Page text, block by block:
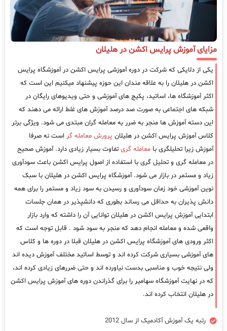
مزایای آموزش پرایس اکشن در هلیلان
یکی از دلایکی که شرکت در دوره آموزشی پرایس اکشن در آموزشگاه پرایس
اکشن در هلیلان را به علاقه مندان این حوزه پیشنهاد میکنیم این است که
اکثر آموزشگاه ها، اساتید، پکیج های آموزشی و حتی ویدیوهای رایگان در
شبکه های اجتماعی به صورت صد درصد آموزش های غلط ارائه می دهند که
این دسته آموزش ها منجر به ضرر به معامله گران مبتدی می شود. ویژگی برتر
کلاس آموزش پرایس اکشن در هلیلان پرورش معامله گر است نه صرفا
آموزش زیرا تحلیلگری با معامله گری تفاوت بسیار زیادی دارد. آموزش صحیح
در معامله گری و تحلیل گری با استفاده از اصول پرایس اکشن باعث سودآوری
زیاد و مستمر در بازار می شود. آموزشگاه پرایس اکشن در هلیلان با سبک
نوین آموزشی خود زمان سودآوری و رسیدن به سود زیاد و مستمر را برای همه
دانش پذیران به حداقل می رساند بطوری که دانشپذیر در همان جلسات
ابتدایی آموزش پرایس اکشن در هلیلان توانایی آن را داشته که وارد بازار
واقعی شده و معامله انجام دهد که منجر به سود شود . قابل توجه است که
اکثر ورودی های آموزشگاه پرایس اکشن در هلیلان قبلا در دوره ها و کلاس
های آموزشی بسیاری شرکت کرده اند و توسط اساتید مختلف آموزش دیده اند
ولی نتیجه خوب و مناسبی بدست نیاورده اند و حتی ضررهای زیادی کرده اند،
که در نهایت آموزشگاه سهامیر را برای گذراندن دوره های آموزش پرایس اکشن
در هلیلان انتخاب کرده اند.
رتبه یک آموزش آکادمیک از سال 2012